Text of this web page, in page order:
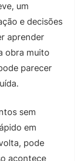
um
e decisões
aprender
obra muito
parecer
sem
em
pode
acontece